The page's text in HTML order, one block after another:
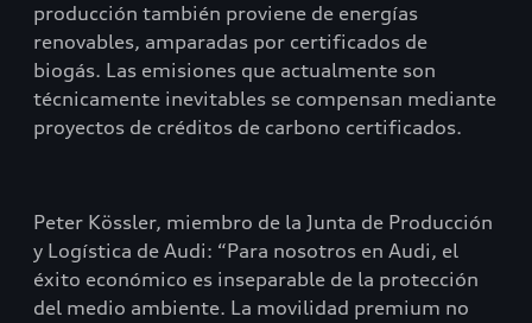
producción también proviene de energías
renovables, amparadas por certificados de
biogás. Las emisiones que actualmente son
técnicamente inevitables se compensan mediante
proyectos de créditos de carbono certificados.
Peter Kössler, miembro de la Junta de Producción
y Logística de Audi: “Para nosotros en Audi, el
éxito económico es inseparable de la protección
del medio ambiente. La movilidad premium no